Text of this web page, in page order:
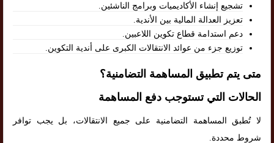
تشجيع إنشاء الأكاديميات وبرامج الناشئين.
تعزيز العدالة المالية بين الأندية.
دعم استدامة قطاع تكوين اللاعبين.
توزيع جزء من عوائد الانتقالات الكبرى على أندية التكوين.
متى يتم تطبيق المساهمة التضامنية؟
الحالات التي تستوجب دفع المساهمة
لا تُطبق المساهمة التضامنية على جميع الانتقالات، بل يجب توافر
شروط محددة.